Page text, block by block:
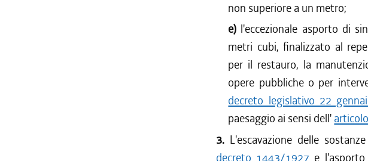
non superiore a un metro;
e) l'eccezionale asporto di
metri cubi, finalizzato al
per il restauro, la
opere pubbliche o per
decreto legislativo 22
paesaggio ai sensi dell'
3. L'escavazione delle
decreto 1443/1927 e